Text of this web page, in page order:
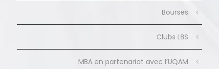
Bourses
Clubs LBS
MBA en partenariat avec l’UQAM